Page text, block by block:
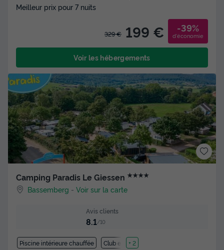
Meilleur prix pour 7 nuits
329 € 199 € -39%
d'économie
Voir les hébergements
Camping Paradis Le Giessen ★★★★
Bassemberg -Voir sur la carte
Avis clients
8.1/10
Piscine intérieure chauffée Club enfant
+ 2